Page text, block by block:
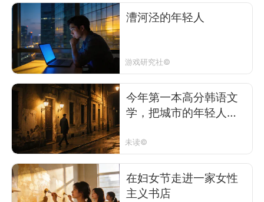
漕河泾的年轻人
游戏研究社©
今年第一本高分韩语文
学，把城市的年轻人虐
未读©
在妇女节走进一家女性
主义书店